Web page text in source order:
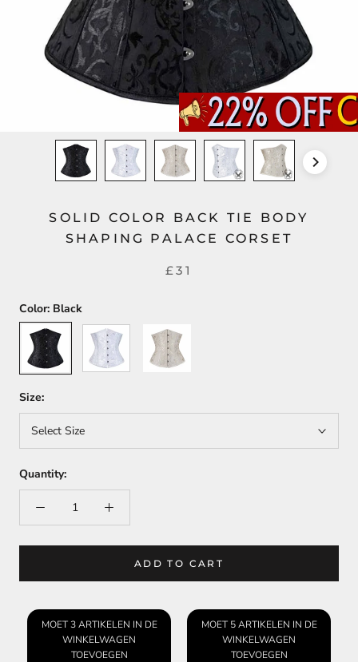
SOLID COLOR BACK TIE BODY
SHAPING PALACE CORSET
£31
Color: Black
Black
White Apricot
Size:
Select Size
Quantity:
ADD TO CART
MOET 3 ARTIKELEN IN DE
WINKELWAGEN
TOEVOEGEN
MOET 5 ARTIKELEN IN DE
WINKELWAGEN
TOEVOEGEN